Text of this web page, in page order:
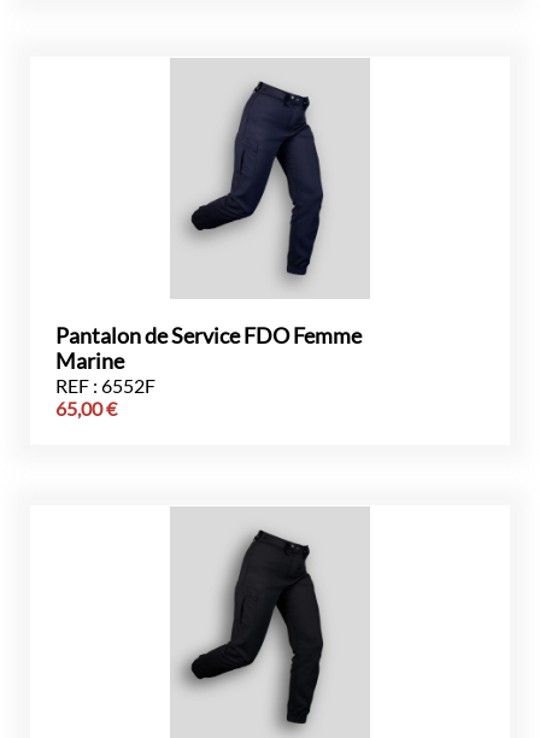
Pantalon de Service FDO Femme
Marine
REF : 6552F
65,00€